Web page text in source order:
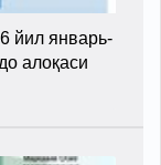
йил январь-
алоқаси